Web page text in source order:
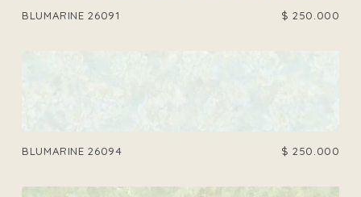
BLUMARINE 26091 $ 250.000
BLUMARINE 26094 $ 250.000